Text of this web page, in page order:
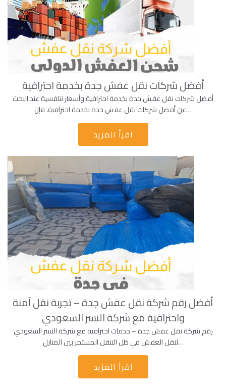
أفضل شركات نقل عفش جدة بخدمة احترافية
أفضل شركات نقل عفش جدة بخدمة احترافية وأسعار تنافسية عند البحث
عن أفضل شركات نقل عفش جدة بخدمة احترافية، فإن…
اقرأ المزيد
أفضل رقم شركة نقل عفش جدة – تجربة نقل آمنة
واحترافية مع شركة النسر السعودي
رقم شركة نقل عفش جدة – خدمات احترافية مع شركة النسر السعودي
لنقل العفش في ظل التنقل المستمر بين المنازل…
اقرأ المزيد